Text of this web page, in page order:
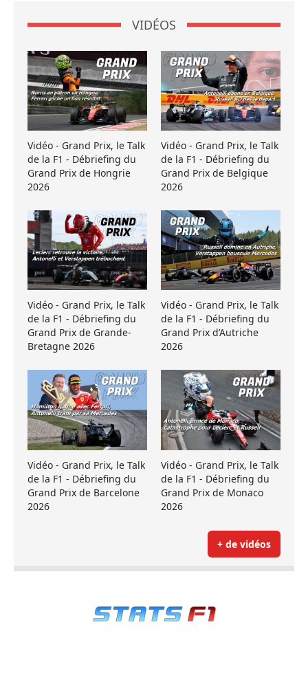
VIDÉOS
Vidéo - Grand Prix, le Talk
de la F1 - Débriefing du
Grand Prix de Hongrie
2026
Vidéo - Grand Prix, le Talk
de la F1 - Débriefing du
Grand Prix de Belgique
2026
Vidéo - Grand Prix, le Talk
de la F1 - Débriefing du
Grand Prix de Grande-
Bretagne 2026
Vidéo - Grand Prix, le Talk
de la F1 - Débriefing du
Grand Prix d’Autriche
2026
Vidéo - Grand Prix, le Talk
de la F1 - Débriefing du
Grand Prix de Barcelone
2026
Vidéo - Grand Prix, le Talk
de la F1 - Débriefing du
Grand Prix de Monaco
2026
+ de vidéos